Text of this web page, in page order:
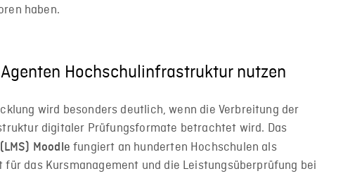
haben.
Hochschulinfrastruktur nutzen
wird besonders deutlich, wenn die Verbreitung der
digitaler Prüfungsformate betrachtet wird. Das
Moodle fungiert an hunderten Hochschulen als
das Kursmanagement und die Leistungsüberprüfung bei